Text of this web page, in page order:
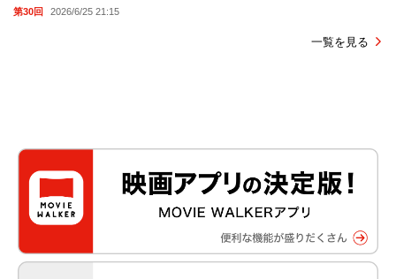
第30回 2026/6/25 21:15
一覧を見る